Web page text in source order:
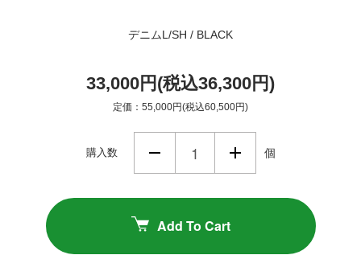
デニムL/SH / BLACK
33,000円(税込36,300円)
定価：55,000円(税込60,500円)
購入数 個
Add To Cart